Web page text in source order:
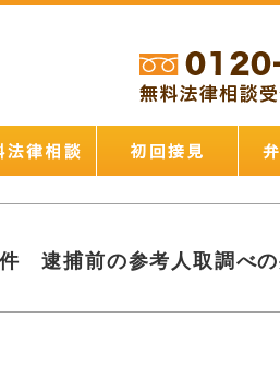
逮捕前の参考人取調べ